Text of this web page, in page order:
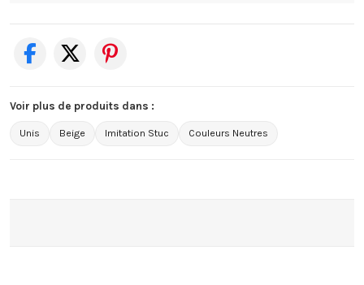
Voir plus de produits dans :
Unis Beige Imitation Stuc Couleurs Neutres